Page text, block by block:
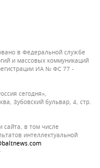
в Федеральной службе
и массовых коммуникаций
ИА № ФС 77 -
сегодня»,
Зубовский бульвар, 4, стр.
в том числе
интеллектуальной